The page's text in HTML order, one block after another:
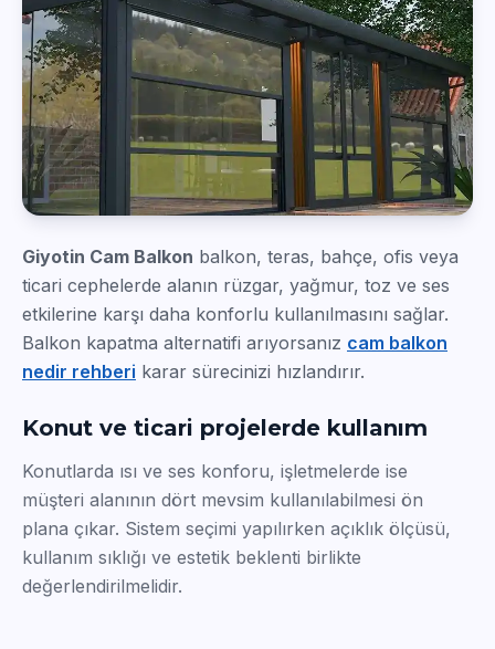
Giyotin Cam Balkon balkon, teras, bahçe, ofis veya
ticari cephelerde alanın rüzgar, yağmur, toz ve ses
etkilerine karşı daha konforlu kullanılmasını sağlar.
Balkon kapatma alternatifi arıyorsanız cam balkon
nedir rehberi karar sürecinizi hızlandırır.
Konut ve ticari projelerde kullanım
Konutlarda ısı ve ses konforu, işletmelerde ise
müşteri alanının dört mevsim kullanılabilmesi ön
plana çıkar. Sistem seçimi yapılırken açıklık ölçüsü,
kullanım sıklığı ve estetik beklenti birlikte
değerlendirilmelidir.